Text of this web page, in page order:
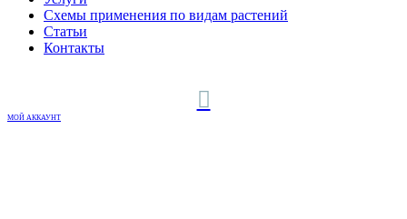
Схемы применения по видам растений
Статьи
Контакты
МОЙ АККАУНТ